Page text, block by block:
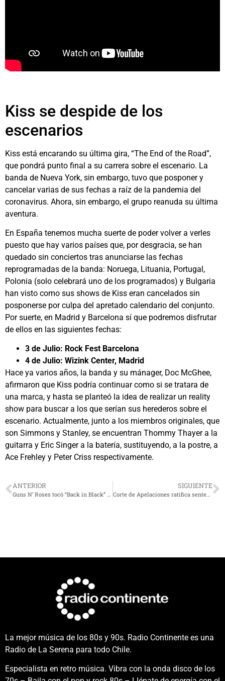
Kiss se despide de los
escenarios
Kiss está encarando su última gira, “The End of the Road”,
que pondrá punto final a su carrera sobre el escenario. La
banda de Nueva York, sin embargo, tuvo que posponer y
cancelar varias de sus fechas a raíz de la pandemia del
coronavirus. Ahora, sin embargo, el grupo reanuda su última
aventura.
En España tenemos mucha suerte de poder volver a verles
puesto que hay varios países que, por desgracia, se han
quedado sin conciertos tras anunciarse las fechas
reprogramadas de la banda: Noruega, Lituania, Portugal,
Polonia (solo celebrará uno de los programados) y Bulgaria
han visto como sus shows de Kiss eran cancelados sin
posponerse por culpa del apretado calendario del conjunto.
Por suerte, en Madrid y Barcelona sí que podremos disfrutar
de ellos en las siguientes fechas:
3 de Julio: Rock Fest Barcelona
4 de Julio: Wizink Center, Madrid
Hace ya varios años, la banda y su mánager, Doc McGhee,
afirmaron que Kiss podría continuar como si se tratara de
una marca, y hasta se planteó la idea de realizar un reality
show para buscar a los que serían sus herederos sobre el
escenario. Actualmente, junto a los miembros originales, que
son Simmons y Stanley, se encuentran Thommy Thayer a la
guitarra y Eric Singer a la batería, sustituyendo, a la postre, a
Ace Frehley y Peter Criss respectivamente.
ANTERIOR SIGUIENTE
Corte de Apelaciones ratifica sentencia contra productora y ticketera por fallido show de Aerosmith
La mejor música de los 80s y 90s. Radio Continente es una
Radio de La Serena para todo Chile.
Especialista en retro música. Vibra con la onda disco de los